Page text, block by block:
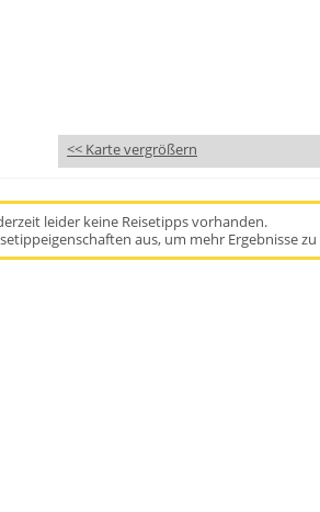
<< Karte vergrößern
leider keine Reisetipps vorhanden.
aus, um mehr Ergebnisse